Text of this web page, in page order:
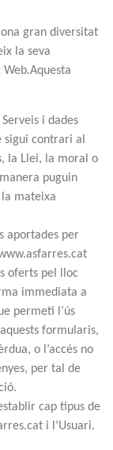
gran diversitat
la seva
Aquesta
i dades
sigui contrari al
la Llei, la moral o
puguin
mateixa
aportades per
oferts pel lloc
immediata a
permeti l’ús
formularis,
o l’accés no
per tal de
cap tipus de
i l’Usuari.